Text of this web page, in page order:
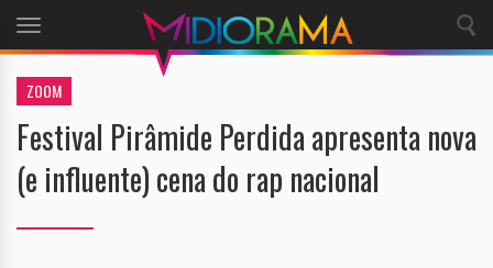
Toggle
navigation
ZOOM
Festival Pirâmide Perdida apresenta nova
(e influente) cena do rap nacional